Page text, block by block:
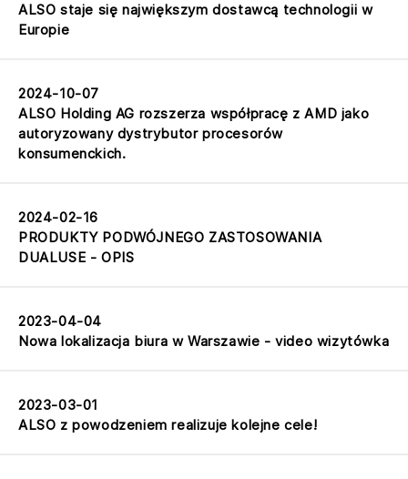
ALSO staje się największym dostawcą technologii w
Europie
2024-10-07
ALSO Holding AG rozszerza współpracę z AMD jako
autoryzowany dystrybutor procesorów
konsumenckich.
2024-02-16
PRODUKTY PODWÓJNEGO ZASTOSOWANIA
DUALUSE - OPIS
2023-04-04
Nowa lokalizacja biura w Warszawie - video wizytówka
2023-03-01
ALSO z powodzeniem realizuje kolejne cele!